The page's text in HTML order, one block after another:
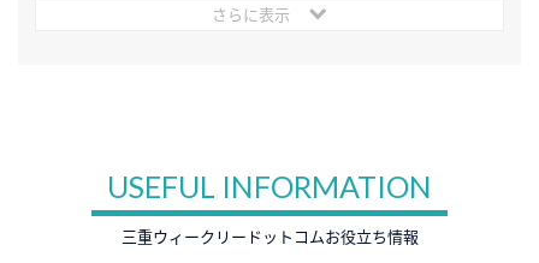
さらに表示
USEFUL INFORMATION
三重ウィークリードットコムお役立ち情報